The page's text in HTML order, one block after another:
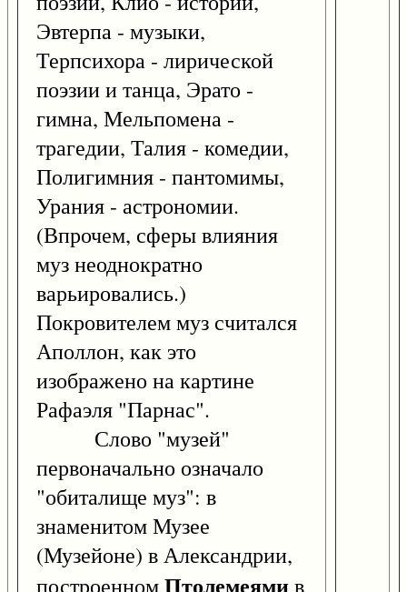
Эвтерпа - музыки,
Терпсихора - лирической
поэзии и танца, Эрато -
гимна, Мельпомена -
трагедии, Талия - комедии,
Полигимния - пантомимы,
Урания - астрономии.
(Впрочем, сферы влияния
муз неоднократно
варьировались.)
Покровителем муз считался
Аполлон, как это
изображено на картине
Рафаэля "Парнас".
Слово "музей"
первоначально означало
"обиталище муз": в
знаменитом Музее
(Музейоне) в Александрии,
построенномПтолемеямив